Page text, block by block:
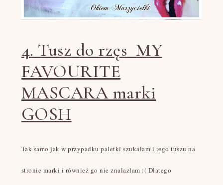
4. Tusz do rzęs MY
FAVOURITE
MASCARA marki
GOSH
Tak samo jak w przypadku paletki szukałam i tego tuszu na
stronie marki i również go nie znalazłam :( Dlatego